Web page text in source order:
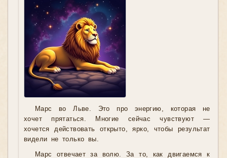
Марс во Льве. Это про энергию, которая не
хочет прятаться. Многие сейчас чувствуют —
хочется действовать открыто, ярко, чтобы результат
видели не только вы.
Марс отвечает за волю. За то, как двигаемся к